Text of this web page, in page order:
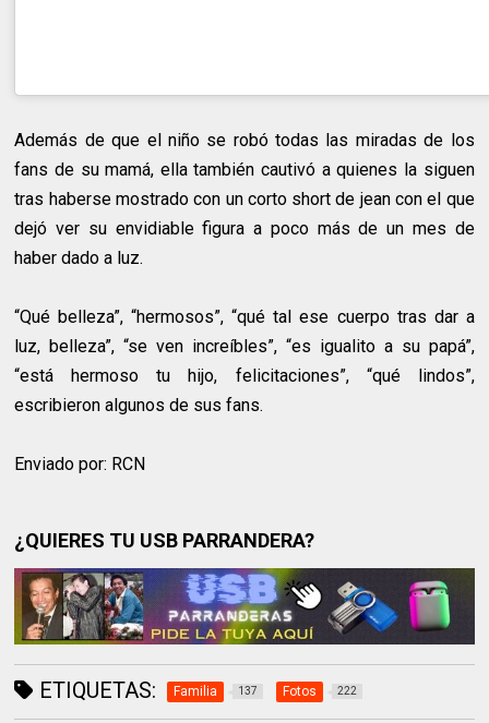
Además de que el niño se robó todas las miradas de los
fans de su mamá, ella también cautivó a quienes la siguen
tras haberse mostrado con un corto short de jean con el que
dejó ver su envidiable figura a poco más de un mes de
haber dado a luz.
“Qué belleza”, “hermosos”, “qué tal ese cuerpo tras dar a
luz, belleza”, “se ven increíbles”, “es igualito a su papá”,
“está hermoso tu hijo, felicitaciones”, “qué lindos”,
escribieron algunos de sus fans.
Enviado por: RCN
¿QUIERES TU USB PARRANDERA?
ETIQUETAS: Familia 137 Fotos 222